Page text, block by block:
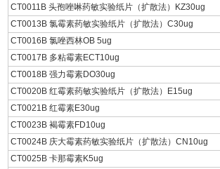
CT0011B 头孢唑啉药敏实验纸片（扩散法）KZ30ug
CT0013B 氯霉素药敏实验纸片（扩散法）C30ug
CT0016B 氯唑西林OB 5ug
CT0017B 多粘霉素ECT10ug
CT0018B 强力霉素DO30ug
CT0020B 红霉素药敏实验纸片（扩散法）E15ug
CT0021B 红霉素E30ug
CT0023B 褐霉素FD10ug
CT0024B 庆大霉素药敏实验纸片（扩散法）CN10ug
CT0025B 卡那霉素K5ug